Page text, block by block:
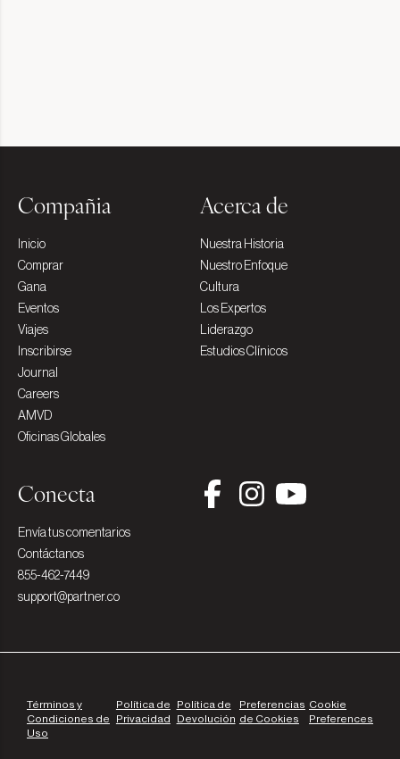
Compañia
Inicio
Comprar
Gana
Eventos
Viajes
Inscribirse
Journal
Careers
AMVD
Oficinas Globales
Acerca de
Nuestra Historia
Nuestro Enfoque
Cultura
Los Expertos
Liderazgo
Estudios Clínicos
Conecta
Envía tus comentarios
Contáctanos
855-462-7449
support@partner.co
Términos y
Condiciones de
Uso
Política de
Privacidad
Política de
Devolución
Preferencias
de Cookies
Cookie
Preferences